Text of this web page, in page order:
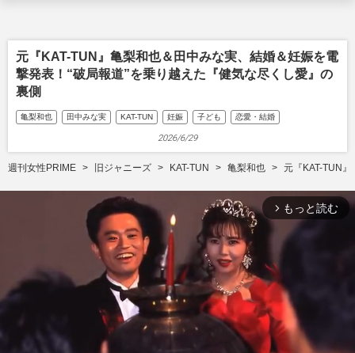
元『KAT-TUN』亀梨和也＆田中みな実、結婚＆妊娠を電
撃発表！“破局報道”を乗り越えた『健気な尽くし愛』の
裏側
亀梨和也 田中みな実 KAT-TUN 妊娠 子ども 恋愛・結婚
2026/6/29
週刊女性PRIME 旧ジャニーズ KAT-TUN 亀梨和也 元『KAT-TUN
arrow_forward_ios もっと読む